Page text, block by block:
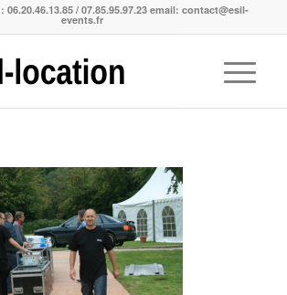
/ 07.85.95.97.23 email: contact@esil-
events.fr